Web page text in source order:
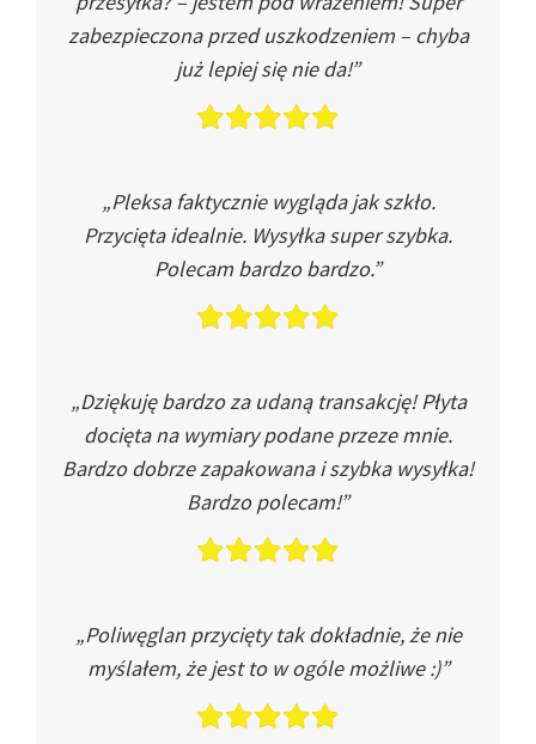
zabezpieczona przed uszkodzeniem – chyba
już lepiej się nie da!”
„Pleksa faktycznie wygląda jak szkło.
Przycięta idealnie. Wysyłka super szybka.
Polecam bardzo bardzo.”
„Dziękuję bardzo za udaną transakcję! Płyta
docięta na wymiary podane przeze mnie.
Bardzo dobrze zapakowana i szybka wysyłka!
Bardzo polecam!”
„Poliwęglan przycięty tak dokładnie, że nie
myślałem, że jest to w ogóle możliwe :)”